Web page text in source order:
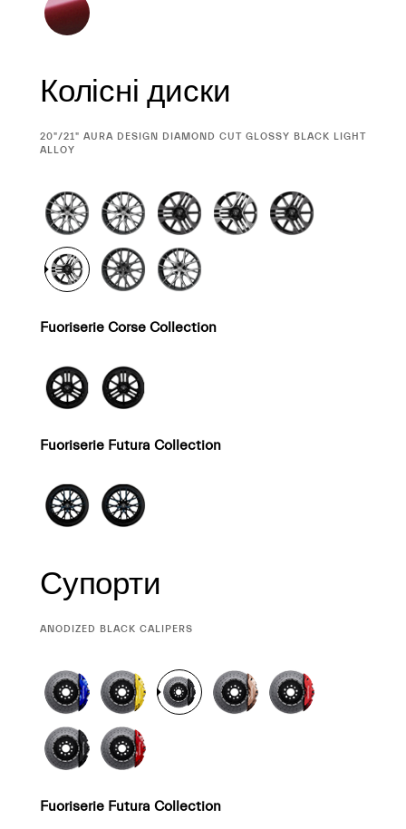
Колісні диски
CURRENT
SELECTION
20"/21" AURA DESIGN DIAMOND CUT GLOSSY BLACK LIGHT
ALLOY
Fuoriserie Corse Collection
Fuoriserie Futura Collection
Супорти
CURRENT
ANODIZED BLACK CALIPERS
Fuoriserie Futura Collection